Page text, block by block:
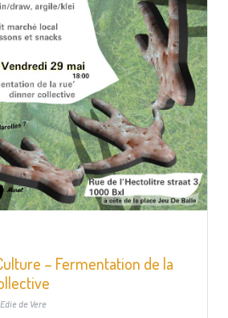
– Fermentation de la
Edie de Vere